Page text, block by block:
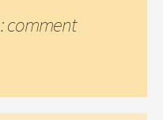
: comment